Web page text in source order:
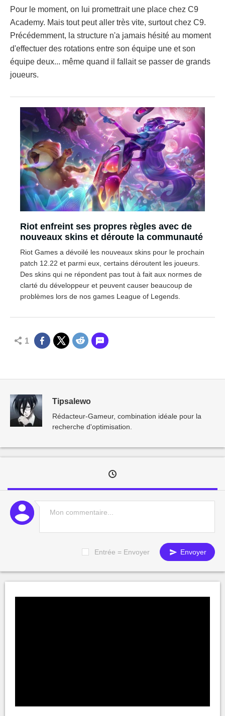
Pour le moment, on lui promettrait une place chez C9
Academy. Mais tout peut aller très vite, surtout chez C9.
Précédemment, la structure n'a jamais hésité au moment
d'effectuer des rotations entre son équipe une et son
équipe deux... même quand il fallait se passer de grands
joueurs.
Riot enfreint ses propres règles avec de
nouveaux skins et déroute la communauté
Riot Games a dévoilé les nouveaux skins pour le prochain
patch 12.22 et parmi eux, certains déroutent les joueurs.
Des skins qui ne répondent pas tout à fait aux normes de
clarté du développeur et peuvent causer beaucoup de
problèmes lors de nos games League of Legends.
1
Tipsalewo
Rédacteur-Gameur, combination idéale pour la
recherche d'optimisation.
Entrée = Envoyer Envoyer